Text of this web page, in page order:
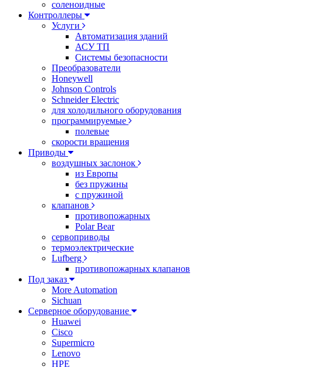
соленоидные
Контроллеры
Услуги
Автоматизация зданий
АСУ ТП
Системы безопасности
Преобразователи
Honeywell
Johnson Controls
Schneider Electric
для холодильного оборудования
программируемые
полевые
скорости вращения
Приводы
воздушных заслонок
из Европы
без пружины
с пружиной
клапанов
противопожарных
Polar Bear
сервоприводы
термоэлектрические
Lufberg
противопожарных клапанов
Под заказ
More Automation
Sichuan
Серверное оборудование
Huawei
Cisco
Supermicro
Lenovo
HPE